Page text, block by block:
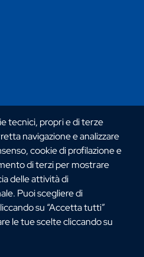
tecnici, propri e di terze
navigazione e analizzare
cookie di profilazione e
di terzi per mostrare
delle attività di
Puoi scegliere di
su “Accetta tutti”
le tue scelte cliccando su
Reggio Calabria